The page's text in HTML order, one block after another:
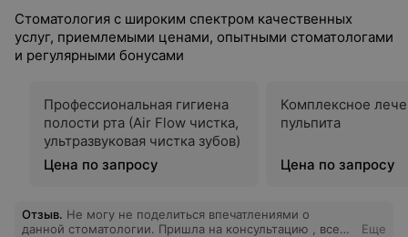
Стоматология с широким спектром качественных
услуг, приемлемыми ценами, опытными стоматологами
и регулярными бонусами
Профессиональная гигиена
полости рта (Air Flow чистка,
ультразвуковая чистка зубов)
Цена по запросу
Комплексное
пульпита
Цена по запросу
Отзыв. Не могу не поделиться впечатлениями о
данной стоматологии. Пришла на консультацию , все
Еще